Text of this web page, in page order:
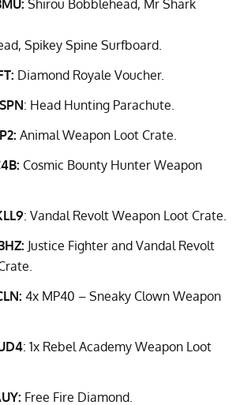
Shirou Bobblehead, Mr Shark
Spikey Spine Surfboard.
Diamond Royale Voucher.
: Head Hunting Parachute.
Animal Weapon Loot Crate.
Cosmic Bounty Hunter Weapon
: Vandal Revolt Weapon Loot Crate.
Justice Fighter and Vandal Revolt
4x MP40 – Sneaky Clown Weapon
: 1x Rebel Academy Weapon Loot
Free Fire Diamond.